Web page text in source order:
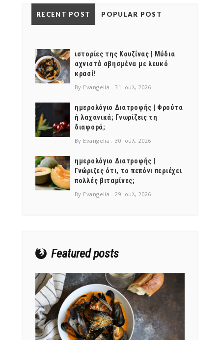
RECENT POST POPULAR POST
ιστορίες της Κουζίνας | Μύδια
αχνιστά σβησμένα με λευκό
κρασί!
By Evangelia 31 Ιούλ, 2026
ημερολόγιο Διατροφής | Φρούτα
ή λαχανικά; Γνωρίζεις τη
διαφορά;
By Evangelia 30 Ιούλ, 2026
ημερολόγιο Διατροφής |
Γνώριζες ότι, το πεπόνι περιέχει
πολλές βιταμίνες;
By Evangelia 29 Ιούλ, 2026
Featured posts
NEWSLETTER
Get ti
mel
y updates
fro
m
your favorite
products